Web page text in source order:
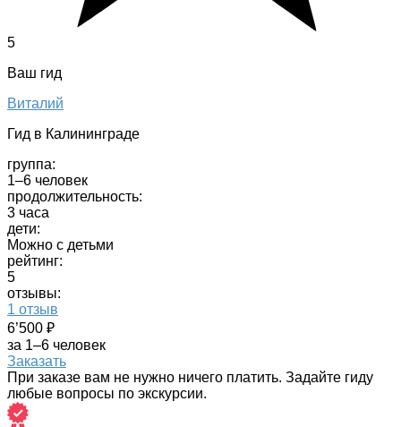
5
Ваш гид
Виталий
Гид в Калининграде
группа:
1–6 человек
продолжительность:
3 часа
дети:
Можно с детьми
рейтинг:
5
отзывы:
1 отзыв
6’500 ₽
за 1–6 человек
Заказать
При заказе вам не нужно ничего платить. Задайте гиду
любые вопросы по экскурсии.